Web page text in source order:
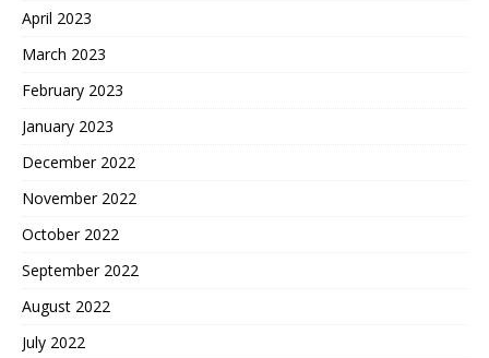
April 2023
March 2023
February 2023
January 2023
December 2022
November 2022
October 2022
September 2022
August 2022
July 2022